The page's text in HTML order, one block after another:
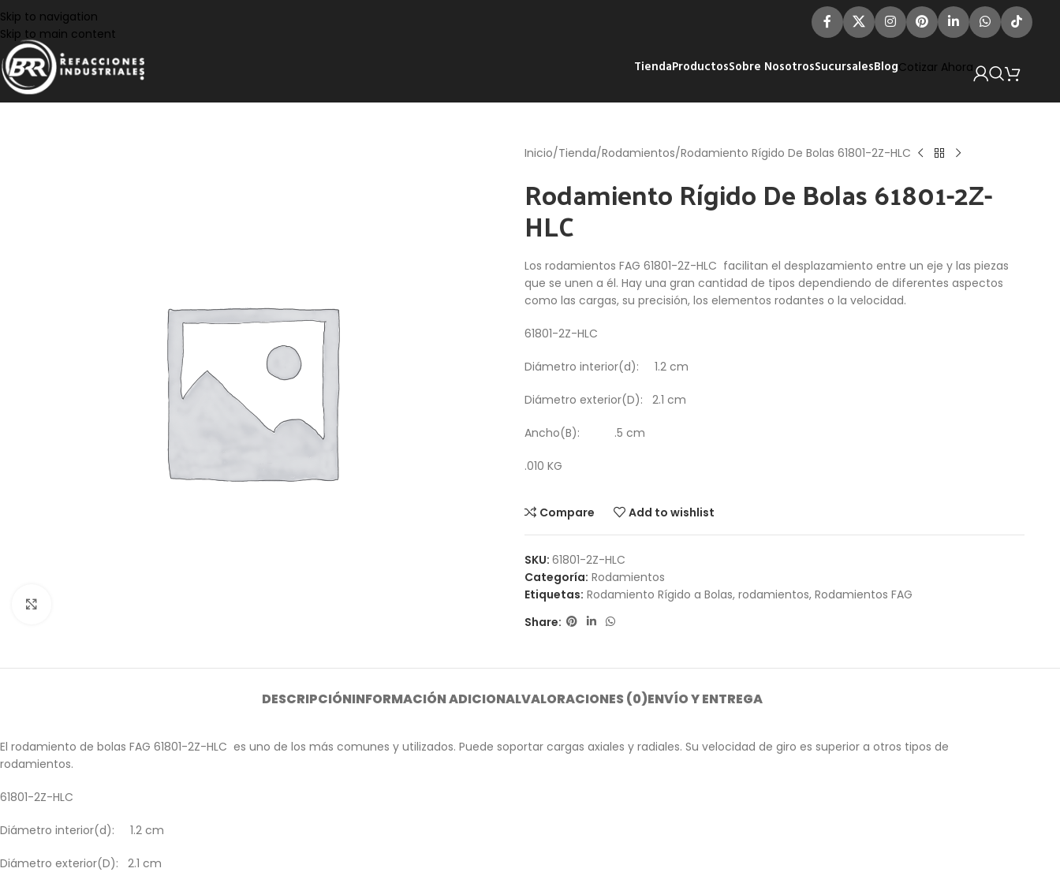
Skip to navigation
Skip to main content
TiendaProductosSobre NosotrosSucursalesBlogCotizar Ahora
Inicio Tienda Rodamientos Rodamiento Rígido De Bolas 61801-2Z-HLC
Rodamiento Rígido De Bolas 61801-2Z-
HLC
Los rodamientos FAG 61801-2Z-HLC facilitan el desplazamiento entre un eje y las piezas
que se unen a él. Hay una gran cantidad de tipos dependiendo de diferentes aspectos
como las cargas, su precisión, los elementos rodantes o la velocidad.
61801-2Z-HLC
Diámetro interior(d): 1.2 cm
Diámetro exterior(D): 2.1 cm
Ancho(B): .5 cm
.010 KG
Compare Add to wishlist
SKU: 61801-2Z-HLC
Categoría: Rodamientos
Etiquetas: Rodamiento Rígido a Bolas, rodamientos, Rodamientos FAG
Share:
DESCRIPCIÓNINFORMACIÓN ADICIONALVALORACIONES (0)ENVÍO Y ENTREGA
El rodamiento de bolas FAG 61801-2Z-HLC es uno de los más comunes y utilizados. Puede soportar cargas axiales y radiales. Su velocidad de giro es superior a otros tipos de
rodamientos.
61801-2Z-HLC
Diámetro interior(d): 1.2 cm
Diámetro exterior(D): 2.1 cm